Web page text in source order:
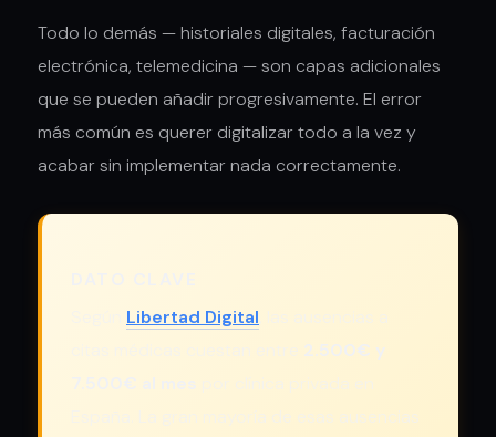
Todo lo demás — historiales digitales, facturación
electrónica, telemedicina — son capas adicionales
que se pueden añadir progresivamente. El error
más común es querer digitalizar todo a la vez y
acabar sin implementar nada correctamente.
Libertad Digital
2.500€ y
7.500€ al mes
España. La gran mayoría de esas ausencias